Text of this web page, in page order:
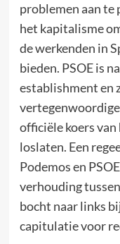
problemen aan te
het kapitalisme
de werkenden in
bieden. PSOE is
establishment en
officiële koers
loslaten. Een
Podemos en
verhouding
bocht naar links
capitulatie voor